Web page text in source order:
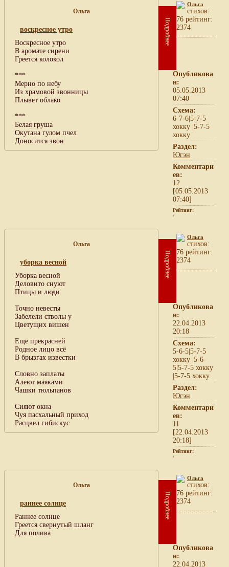
Ольга
воскресное утро
Воскресное утро
В аромате сирени
Греется колокол
***
Мерно по небу
Из храмовой звонницы
Плывет облако
***
Белая груша
Окутана гулом пчел
Доносится звон
Подробнее
Ольга
cтихов:
76 рейтинг:
2374
Опубликова
н:
05.05.2013
07:40
Схема:
6-7-6|5-7-5
хокку |5-7-5
хокку
Раздел:
Югэн
Комментари
ев:
12
[05.05.2013
07:40]
Рейтинг:
/
Ольга
уборка весной
Уборка весной
Деловито снуют
Птицы и люди
Точно невесты
Забелели стволы у
Цветущих вишен
Еще прекрасней
Родное лицо всё
В брызгах известки
Словно заплаты
Алеют маяками
Чашки тюльпанов
Сияют окна
Чуя пасхальный приход
Расцвел гибискус
Подробнее
Ольга
cтихов:
76 рейтинг:
2374
Опубликова
н:
22.04.2013
20:18
Схема:
5-6-5|5-7-5
хокку |5-6-
5|5-7-5 хокку
|5-7-5 хокку
Раздел:
Югэн
Комментари
ев:
11
[22.04.2013
20:18]
Рейтинг:
/
Ольга
раннее солнце
Раннее солнце
Греется свернутый шланг
Для полива
Подробнее
Ольга
cтихов:
76 рейтинг:
2374
Опубликова
н:
22.04.2013